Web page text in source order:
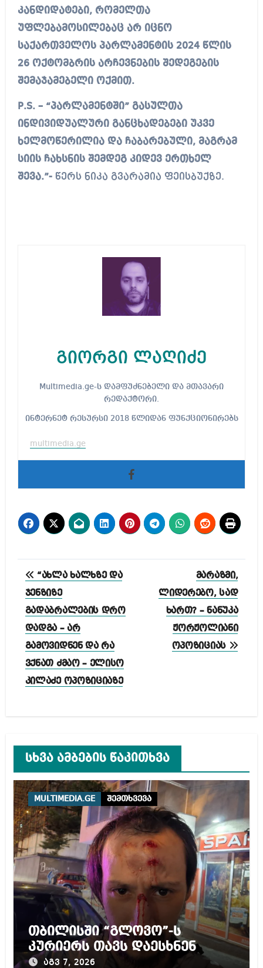
კანდიდატები, რომელთა
უფლებამოსილებაც არ იცნო
საქართველოს პარლამენტის 2024 წლის
26 ოქტომბრის არჩევნების შედეგების
შემაჯამებელი ოქმით.
P.S. – “პარლამენტში” გასულთა
ინდივიდუალური განცხადებები უკვე
ხელმოწერილია და ჩაბარებული, მაგრამ
სიის ჩახსნის შემდეგ კიდევ ერთხელ
შევა.”-წერს ნიკა გვარამია ფეისბუქზე.
გიორგი ლაღიძე
Multimedia.ge-ს დამფუძნებელი და მთავარი
რედაქტორი.
ინტერნეტ რესურსი 2018 წლიდან ფუნქციონირებს
multimedia.ge
პოსტის
ნავიგაცია
“ახლა ხალხზე და
ჯენზიზე
გადაბრალების დრო
დადგა – არ
გამოვიდნენ და რა
ვქნათ ძმაო – ელისო
კილაძე ოპოზიციაზე
მარაზმი,
ლიდერებო, სად
ხართ? – ნანუკა
ჟორჟოლიანი
ოპოზიციას
სხვა ამბების წაკითხვა
MULTIMEDIA.GE შემთხვევა
თბილისში “გლოვო”-ს
კურიერს თავს დაესხნენ
აგვ 7, 2026